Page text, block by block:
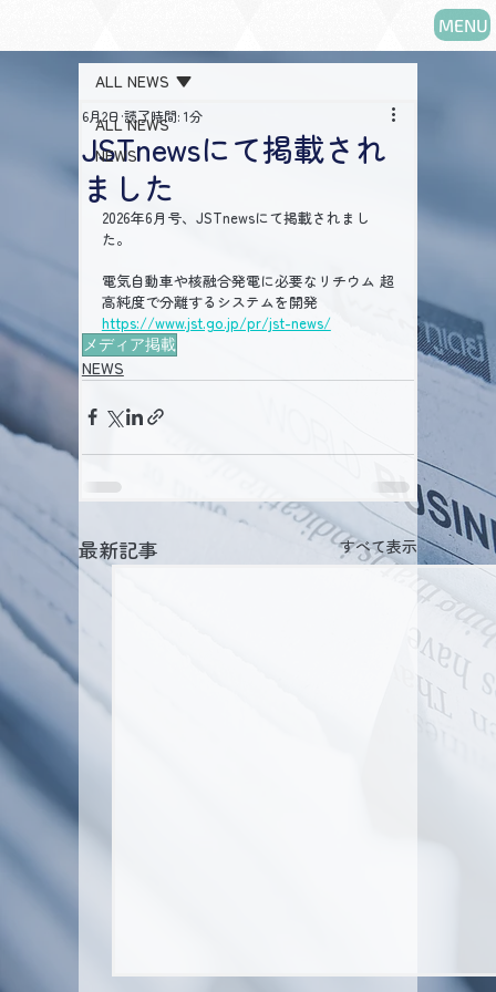
MENU
ALL NEWS
NEWS
ALL NEWS
JSTnewsにて掲載され
ました
6月2日 読了時間: 1分
2026年6月号、JSTnewsにて掲載されまし
た。
電気自動車や核融合発電に必要なリチウム 超
高純度で分離するシステムを開発
https://www.jst.go.jp/pr/jst-news/
メディア掲載
NEWS
最新記事 すべて表示